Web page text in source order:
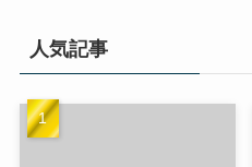
人気記事